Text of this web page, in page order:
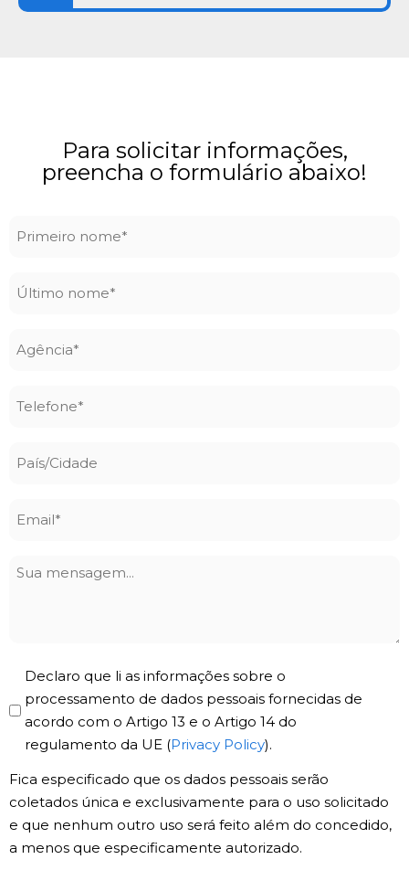
Para solicitar informações,
preencha o formulário abaixo!
Último
País/Cidade
Sua
Privacy
Policy
*
Declaro que li as informações sobre o
processamento de dados pessoais fornecidas de
acordo com o Artigo 13 e o Artigo 14 do
regulamento da UE (Privacy Policy).
Fica especificado que os dados pessoais serão
coletados única e exclusivamente para o uso solicitado
e que nenhum outro uso será feito além do concedido,
a menos que especificamente autorizado.